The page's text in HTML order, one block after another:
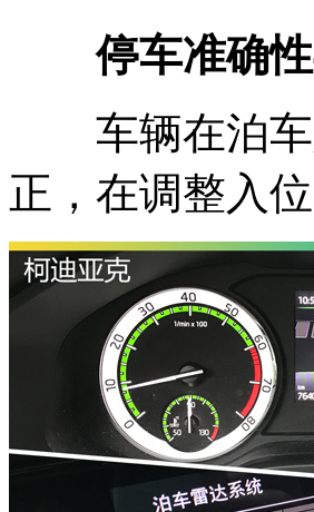
停车准确
车辆在泊车
正，在调整入